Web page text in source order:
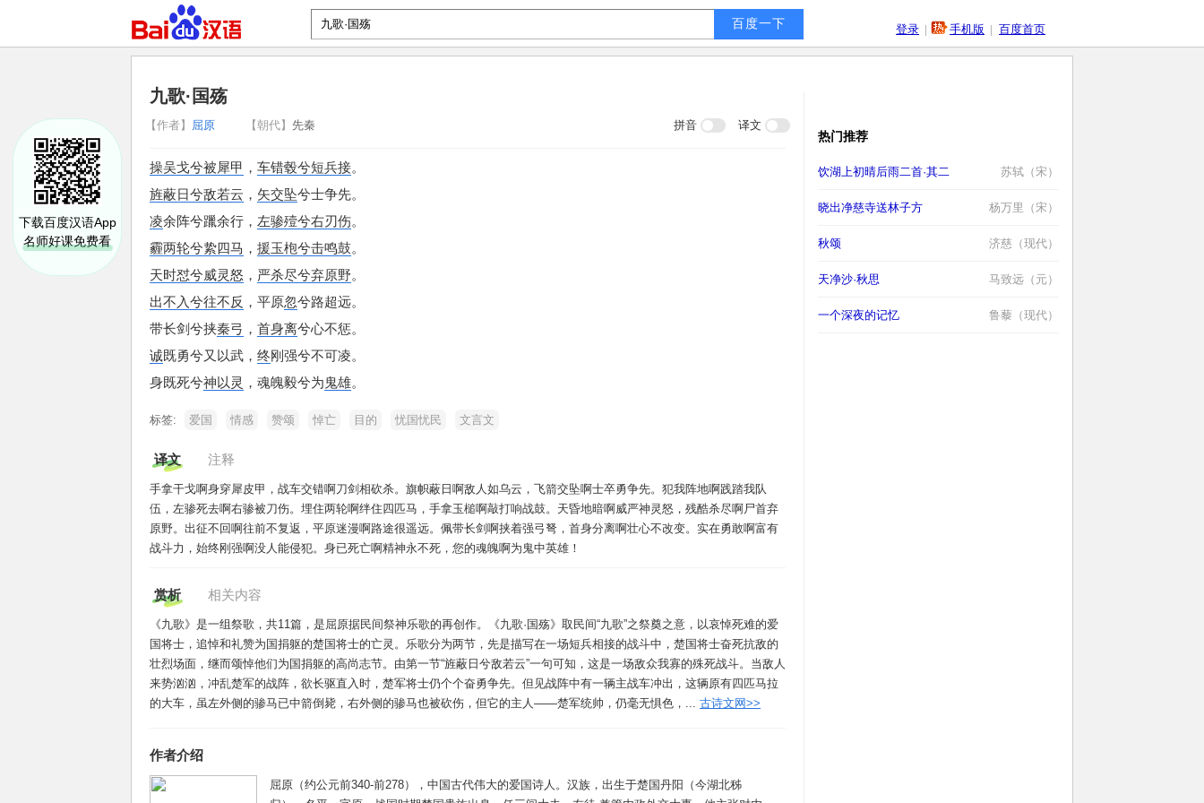
登录 | 手机版 | 百度首页
下载百度汉语App
名师好课免费看
九歌·国殇
【作者】 屈原 【朝代】 先秦 拼音 译文
操吴戈兮被犀甲 ， 车错毂兮短兵接。
旌蔽日兮敌若云 ， 矢交坠兮士争先。
凌余阵兮躐余行， 左骖殪兮右刃伤。
霾两轮兮絷四马 ， 援玉枹兮击鸣鼓。
天时怼兮威灵怒 ， 严杀尽兮弃原野。
出不入兮往不反 ， 平原忽兮路超远。
带长剑兮挟秦弓 ， 首身离兮心不惩。
诚既勇兮又以武， 终刚强兮不可凌。
身既死兮神以灵 ， 魂魄毅兮为鬼雄。
标签: 爱国 情感 赞颂 悼亡 目的 忧国忧民 文言文
译文 注释
手拿干戈啊身穿犀皮甲，战车交错啊刀剑相砍杀。旗帜蔽日啊敌人如乌云，飞箭交坠啊士卒勇争先。犯我阵地啊践踏我队
伍，左骖死去啊右骖被刀伤。埋住两轮啊绊住四匹马，手拿玉槌啊敲打响战鼓。天昏地暗啊威严神灵怒，残酷杀尽啊尸首弃
原野。出征不回啊往前不复返，平原迷漫啊路途很遥远。佩带长剑啊挟着强弓弩，首身分离啊壮心不改变。实在勇敢啊富有
战斗力，始终刚强啊没人能侵犯。身已死亡啊精神永不死，您的魂魄啊为鬼中英雄！
赏析 相关内容
《九歌》是一组祭歌，共11篇，是屈原据民间祭神乐歌的再创作。《九歌·国殇》取民间“九歌”之祭奠之意，以哀悼死难的爱
国将士，追悼和礼赞为国捐躯的楚国将士的亡灵。乐歌分为两节，先是描写在一场短兵相接的战斗中，楚国将士奋死抗敌的
壮烈场面，继而颂悼他们为国捐躯的高尚志节。由第一节“旌蔽日兮敌若云”一句可知，这是一场敌众我寡的殊死战斗。当敌人
来势汹汹，冲乱楚军的战阵，欲长驱直入时，楚军将士仍个个奋勇争先。但见战阵中有一辆主战车冲出，这辆原有四匹马拉
的大车，虽左外侧的骖马已中箭倒毙，右外侧的骖马也被砍伤，但它的主人——楚军统帅，仍毫无惧色，... 古诗文网>>
作者介绍
屈原（约公元前340-前278），中国古代伟大的爱国诗人。汉族，出生于楚国丹阳（今湖北秭
热门推荐
饮湖上初晴后雨二首·其二 苏轼（宋）
晓出净慈寺送林子方 杨万里（宋）
秋颂 济慈（现代）
天净沙·秋思 马致远（元）
一个深夜的记忆 鲁藜（现代）